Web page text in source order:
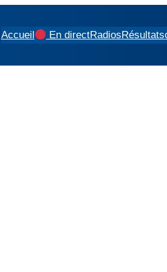
Accueil En directRadiosRésultats